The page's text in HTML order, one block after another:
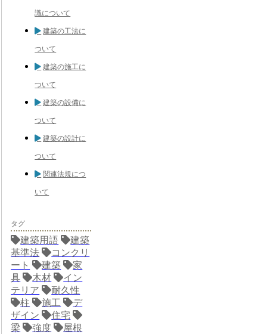
識について
建築の工法に
ついて
建築の施工に
ついて
建築の設備に
ついて
建築の設計に
ついて
関連法規につ
いて
タグ
建築用語
建築
基準法
コンクリ
ート
建築
家
具
木材
イン
テリア
耐久性
柱
施工
デ
ザイン
住宅
梁
強度
屋根